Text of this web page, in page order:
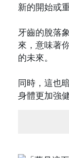
新的開始或
牙齒的脫落
來，意味著
的未來。
同時，這也
身體更加強